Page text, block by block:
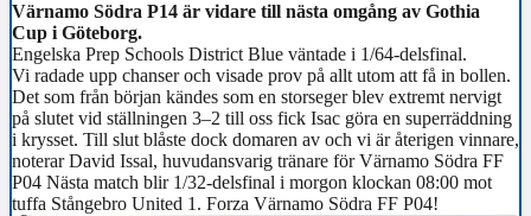
Värnamo Södra P14 är vidare till nästa omgång av Gothia
Cup i Göteborg.
Engelska Prep Schools District Blue väntade i 1/64-delsfinal.
Vi radade upp chanser och visade prov på allt utom att få in bollen.
Det som från början kändes som en storseger blev extremt nervigt
på slutet vid ställningen 3–2 till oss fick Isac göra en superräddning
i krysset. Till slut blåste dock domaren av och vi är återigen vinnare,
noterar David Issal, huvudansvarig tränare för Värnamo Södra FF
P04 Nästa match blir 1/32-delsfinal i morgon klockan 08:00 mot
tuffa Stångebro United 1. Forza Värnamo Södra FF P04!